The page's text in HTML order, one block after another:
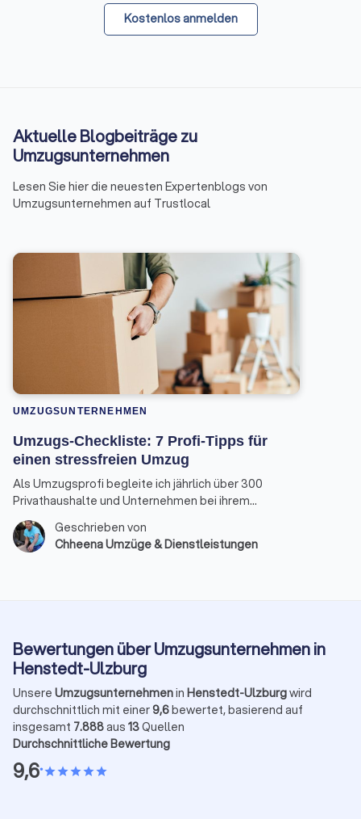
Kostenlos anmelden
Aktuelle Blogbeiträge zu
Umzugsunternehmen
Lesen Sie hier die neuesten Expertenblogs von
Umzugsunternehmen auf Trustlocal
UMZUGSUNTERNEHMEN
Umzugs-Checkliste: 7 Profi-Tipps für
einen stressfreien Umzug
Als Umzugsprofi begleite ich jährlich über 300
Privathaushalte und Unternehmen bei ihrem
Ortswechsel. Die gute Nachricht: Mit der richtigen
Umzugsplanung kann der Tag nahezu reibungslos
und entspannt ablaufen.
Geschrieben von
Chheena Umzüge & Dienstleistungen
Bewertungen über Umzugsunternehmen in
Henstedt-Ulzburg
Unsere Umzugsunternehmenin Henstedt-Ulzburgwird
durchschnittlich mit einer9,6bewertet, basierend auf
insgesamt 7.888aus 13Quellen
Durchschnittliche Bewertung
9,6•starstarstarstarstar